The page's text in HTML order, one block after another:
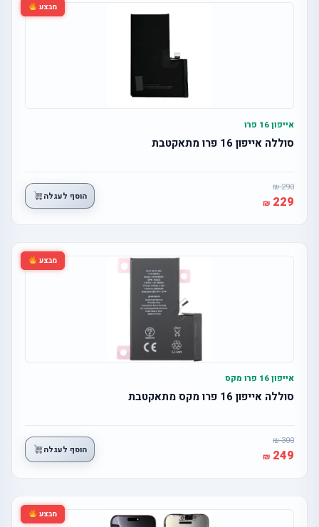
מבצע
אייפון 16 פרו
סוללה אייפון 16 פרו מתאקטבת
290
229 הוסף לעגלה
מבצע
אייפון 16 פרו מקס
סוללה אייפון 16 פרו מקס מתאקטבת
300
249 הוסף לעגלה
מבצע